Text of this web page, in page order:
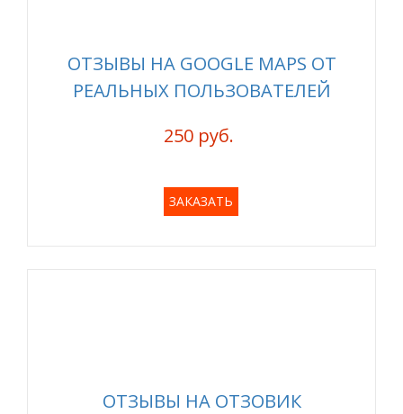
ОТЗЫВЫ НА GOOGLE MAPS ОТ
РЕАЛЬНЫХ ПОЛЬЗОВАТЕЛЕЙ
250 руб.
ЗАКАЗАТЬ
ОТЗЫВЫ НА ОТЗОВИК